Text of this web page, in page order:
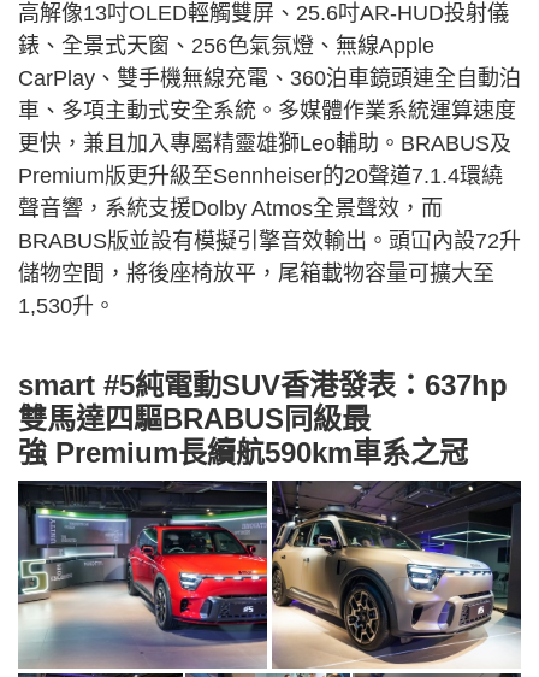
高解像13吋OLED輕觸雙屏、25.6吋AR-HUD投射儀
錶、全景式天窗、256色氣氛燈、無線Apple
CarPlay、雙手機無線充電、360泊車鏡頭連全自動泊
車、多項主動式安全系統。多媒體作業系統運算速度
更快，兼且加入專屬精靈雄獅Leo輔助。BRABUS及
Premium版更升級至Sennheiser的20聲道7.1.4環繞
聲音響，系統支援Dolby Atmos全景聲效，而
BRABUS版並設有模擬引擎音效輸出。頭冚內設72升
儲物空間，將後座椅放平，尾箱載物容量可擴大至
1,530升。
smart #5純電動SUV香港發表：637hp
雙馬達四驅BRABUS同級最
強 Premium長續航590km車系之冠